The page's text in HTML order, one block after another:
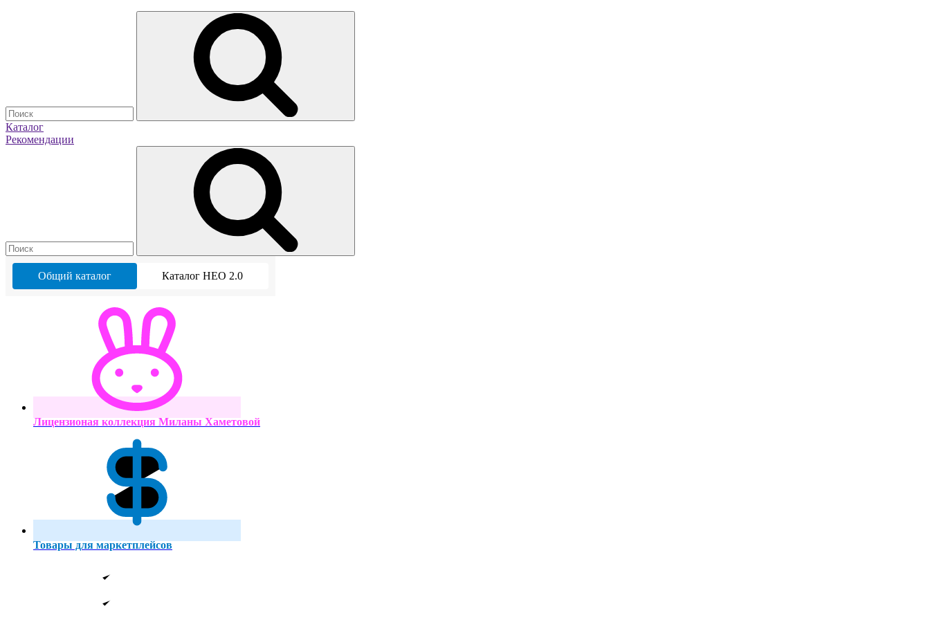
Каталог
Рекомендации
Общий каталог Каталог НЕО 2.0
Лицензионая коллекция Миланы Хаметовой
Товары для маркетплейсов